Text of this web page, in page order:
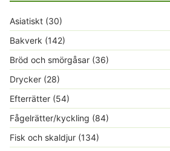
Asiatiskt (30)
Bakverk (142)
Bröd och smörgåsar (36)
Drycker (28)
Efterrätter (54)
Fågelrätter/kyckling (84)
Fisk och skaldjur (134)